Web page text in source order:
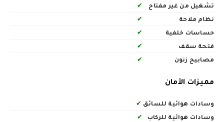
تشغيل من غير مفتاح
✔
نظام ملاحة
✔
حساسات خلفية
✔
فتحة سقف
✔
مصابيح زنون
✔
مميزات الأمان
وسادات هوائية للسائق ✔
وسادات هوائية للركاب
✔